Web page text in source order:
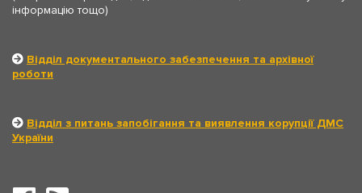
інформацію тощо)
Відділ документального забезпечення та архівної
роботи
Відділ з питань запобігання та виявлення корупції ДМС
України